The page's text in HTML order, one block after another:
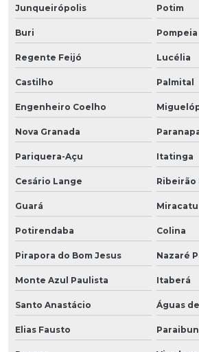
Junqueirópolis Potim
Buri Pompeia
Regente Feijó Lucélia
Castilho Palmital
Engenheiro Coelho
Nova Granada
Pariquera-Açu Itatinga
Cesário Lange Ribeirão
Guará Miracatu
Potirendaba Colina
Pirapora do Bom Jesus Nazaré
Monte Azul Paulista Itaberá
Santo Anastácio Águas
Elias Fausto